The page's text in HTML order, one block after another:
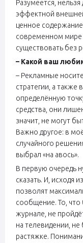
Разумеется, нельзя
эффектной
ценное
современном мире
существовать без
– Какой ваш
– Рекламные
стратегии, а
определённую
средства, они
значит, не могут
Важно другое: в
случайного
выбрал «на авось».
В первую очередь
сказать. И, исходя
позволят
сообщение. То, что
журнале, не
на телевидении, не
растяжке.